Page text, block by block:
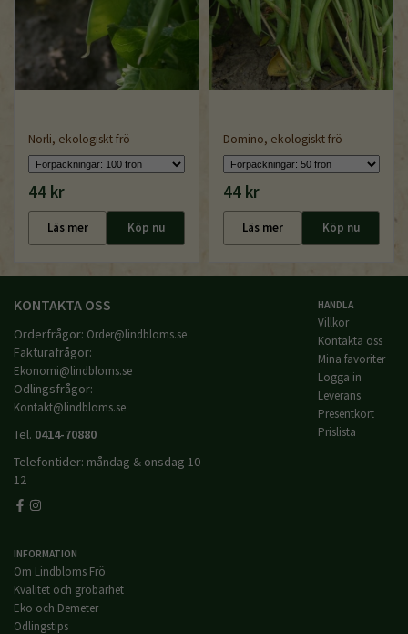
Norli, ekologiskt frö
44 kr
Läs mer Köp nu
Domino, ekologiskt frö
44 kr
Läs mer Köp nu
KONTAKTA OSS
Orderfrågor: Order@lindbloms.se
Fakturafrågor:
Ekonomi@lindbloms.se
Odlingsfrågor:
Kontakt@lindbloms.se
Tel. 0414-70880
Telefontider: måndag & onsdag 10-
12
HANDLA
Villkor
Kontakta oss
Mina favoriter
Logga in
Leverans
Presentkort
Prislista
INFORMATION
Om Lindbloms Frö
Kvalitet och grobarhet
Eko och Demeter
Odlingstips